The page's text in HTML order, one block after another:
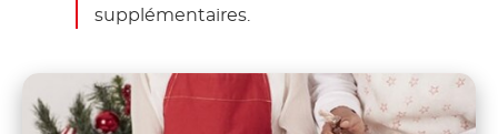
supplémentaires.